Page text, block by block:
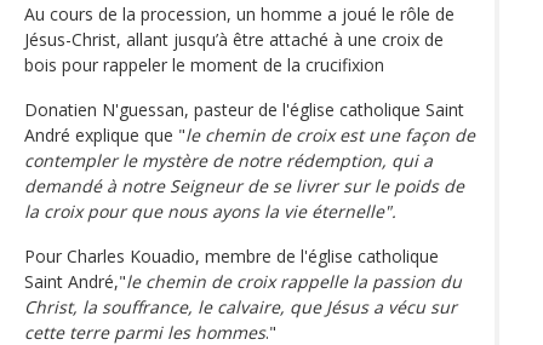
Au cours de la procession, un homme a joué le rôle de
Jésus-Christ, allant jusqu’à être attaché à une croix de
bois pour rappeler le moment de la crucifixion
Donatien N'guessan, pasteur de l'église catholique Saint
André explique que "le chemin de croix est une façon de
contempler le mystère de notre rédemption, qui a
demandé à notre Seigneur de se livrer sur le poids de
la croix pour que nous ayons la vie éternelle".
Pour Charles Kouadio, membre de l'église catholique
Saint André,"le chemin de croix rappelle la passion du
Christ, la souffrance, le calvaire, que Jésus a vécu sur
cette terre parmi les hommes."